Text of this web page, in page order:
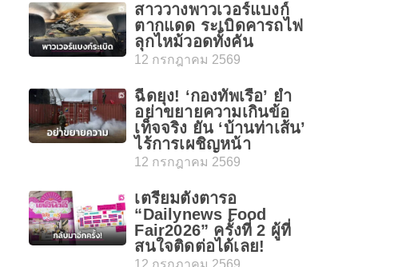
สาววางพาวเวอร์แบงก์
ตากแดด ระเบิดคารถไฟ
ลุกไหม้วอดทั้งคัน
12 กรกฎาคม 2569
ฉีดยุง! ‘กองทัพเรือ’ ย้ำ
อย่าขยายความเกินข้อ
เท็จจริง ยัน ‘บ้านท่าเส้น’
ไร้การเผชิญหน้า
12 กรกฎาคม 2569
เตรียมตั้งตารอ
“Dailynews Food
Fair2026” ครั้งที่ 2 ผู้ที่
สนใจติดต่อได้เลย!